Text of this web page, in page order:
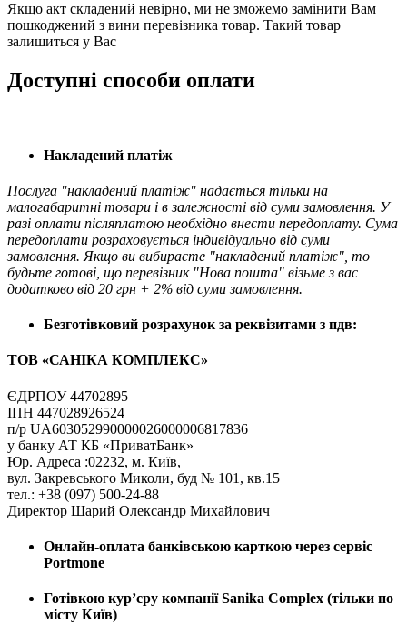
Якщо акт складений невірно, ми не зможемо замінити Вам
пошкоджений з вини перевізника товар. Такий товар
залишиться у Вас
Доступні способи оплати
Накладений платіж
Послуга "накладений платіж" надається тільки на
малогабаритні товари і в залежності від суми замовлення. У
разі оплати післяплатою необхідно внести передоплату. Сума
передоплати розраховується індивідуально від суми
замовлення. Якщо ви вибираєте "накладений платіж", то
будьте готові, що перевізник "Нова пошта" візьме з вас
додатково від 20 грн + 2% від суми замовлення.
Безготівковий розрахунок за реквізитами з пдв:
ТОВ «САНІКА КОМПЛЕКС»
ЄДРПОУ 44702895
ІПН 447028926524
п/р UA603052990000026000006817836
у банку АТ КБ «ПриватБанк»
Юр. Адреса :02232, м. Київ,
вул. Закревського Миколи, буд № 101, кв.15
тел.: +38 (097) 500-24-88
Директор Шарий Олександр Михайлович
Онлайн-оплата банківською карткою через сервіс
Portmone
Готівкою кур’єру компаніїSanika Complex (тільки по
місту Київ)